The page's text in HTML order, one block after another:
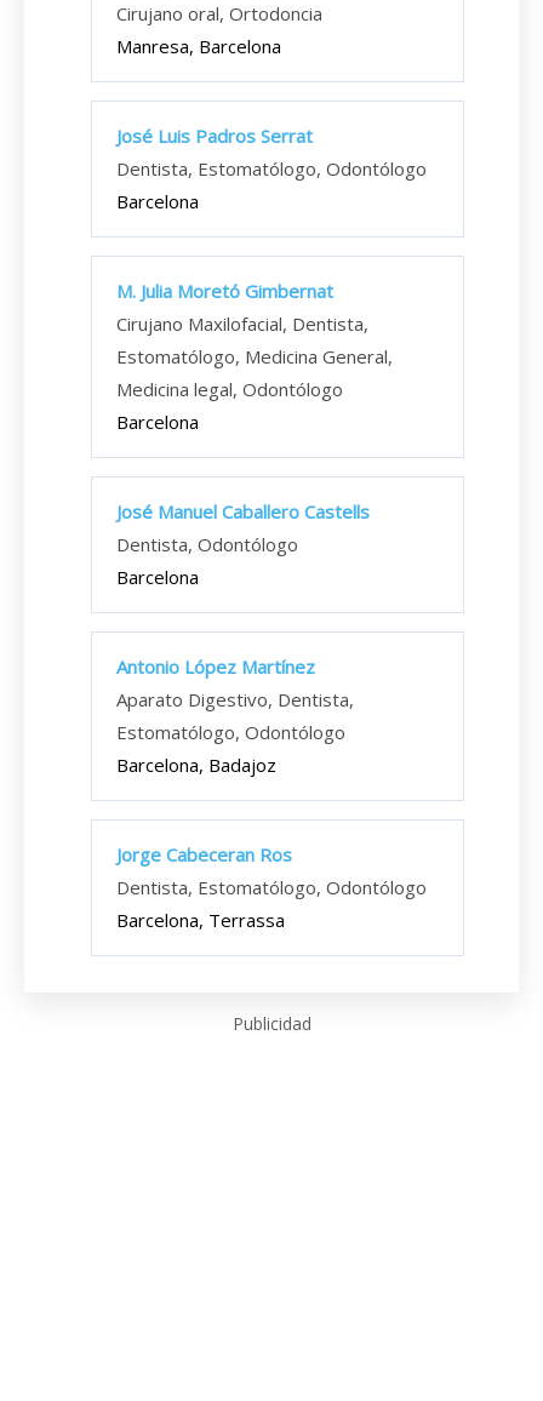
Cirujano oral, Ortodoncia
Manresa, Barcelona
José Luis Padros Serrat
Dentista, Estomatólogo, Odontólogo
Barcelona
M. Julia Moretó Gimbernat
Cirujano Maxilofacial, Dentista,
Estomatólogo, Medicina General,
Medicina legal, Odontólogo
Barcelona
José Manuel Caballero Castells
Dentista, Odontólogo
Barcelona
Antonio López Martínez
Aparato Digestivo, Dentista,
Estomatólogo, Odontólogo
Barcelona, Badajoz
Jorge Cabeceran Ros
Dentista, Estomatólogo, Odontólogo
Barcelona, Terrassa
Publicidad